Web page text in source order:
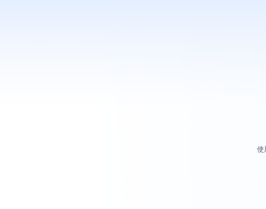
使